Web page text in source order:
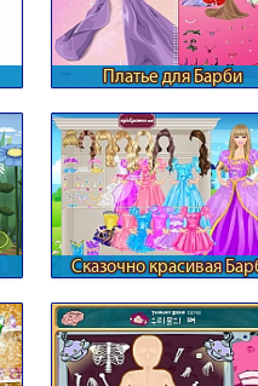
Платье для Барби
Сказочно красивая